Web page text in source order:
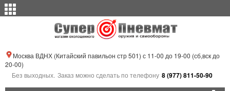
Москва ВДНХ (Китайский павильон стр 501) с 11-00 до 19-00 (сб,вск до
20-00)
Без выходных. Заказ можно сделать по телефону 8 (977) 811-50-90